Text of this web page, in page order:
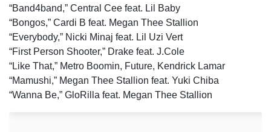
“Band4band,” Central Cee feat. Lil Baby
“Bongos,” Cardi B feat. Megan Thee Stallion
“Everybody,” Nicki Minaj feat. Lil Uzi Vert
“First Person Shooter,” Drake feat. J.Cole
“Like That,” Metro Boomin, Future, Kendrick Lamar
“Mamushi,” Megan Thee Stallion feat. Yuki Chiba
“Wanna Be,” GloRilla feat. Megan Thee Stallion